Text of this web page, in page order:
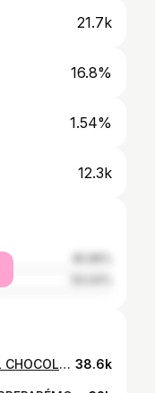
21.7k
16.8%
1.54%
12.3k
CON SOLO 3 INGREDIENTES Y EL CHOCOLATE DULCELECHE DE @yeih_chocolate PREPAREMOS ESTA MARQUESA 🍫🍫. 300 gr de chocolate DULCELECHE de @yeih_chocolate 🍫 1 lata de leche condensada 4 cucharadas de leche líquida 🥛 OPCIONAL: una cucharada de mantequilla (es para que quede con más brillo la mezcla) 🧈 Un paquete de galleta María 1 taza de leche líquida 🥛 Son pocos ingredientes y el resultado es BOMBA!❤️‍🔥 De verdad está me quedo especialmente deliciosa🤤 y es rapidita!!! #YEiH #yeihchocolate #chocolate #chocolatevenezolano #elmanaito #cacao #venezuela 38.6k